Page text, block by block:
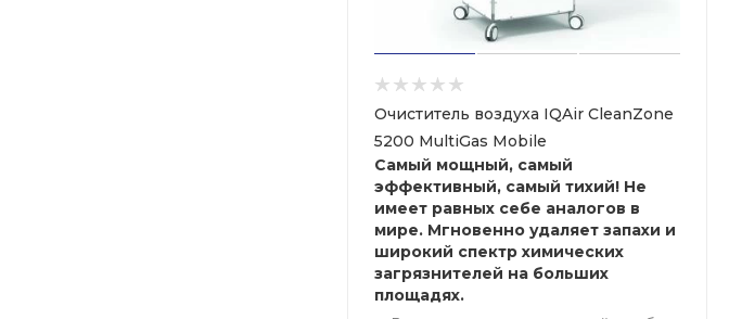
Очиститель воздуха IQAir CleanZone
5200 MultiGas Mobile
Самый мощный, самый
эффективный, самый тихий! Не
имеет равных себе аналогов в
мире. Мгновенно удаляет запахи и
широкий спектр химических
загрязнителей на больших
площадях.